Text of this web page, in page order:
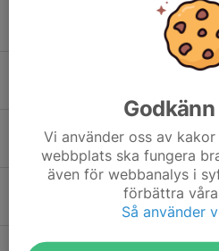
Vi välkomnar Skebo som
Byske FF-dagen lördag
Prova-på-Gåfotboll 2 juli
23 jun, 11:05
Glad sommar!
19 jun, 09:30 1
Sista chansen att köpa
Vi använder oss av
webbplats ska fungera
även för webbanalys i
förbättra
Så använder